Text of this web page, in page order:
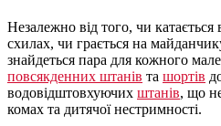
Незалежно від того, чи
схилах, чи грається на
знайдеться пара для кожного
повсякденних штанів та шортів
водовідштовхуючих штанів, що
комах та дитячої нестримності.